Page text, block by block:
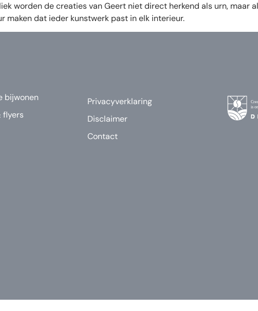
worden de creaties van Geert niet direct herkend als urn, maar
maken dat ieder kunstwerk past in elk interieur.
bijwonen
flyers
Privacyverklaring
Disclaimer
Contact